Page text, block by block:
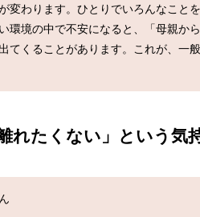
変わります。ひとりでいろんなこと
環境の中で不安になると、「母親か
てくることがあります。これが、一
れたくない」という気